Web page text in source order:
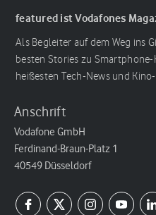
featured ist Vodafones
Als Begleiter auf dem Weg ins
besten Stories zu
heißesten Tech-News und
Anschrift
Vodafone GmbH
Ferdinand-Braun-Platz 1
40549 Düsseldorf